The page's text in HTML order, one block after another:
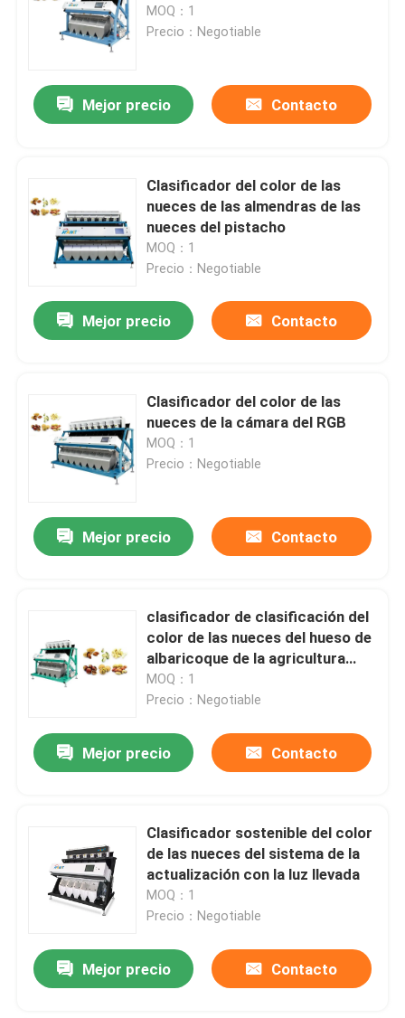
MOQ：1
Precio：Negotiable
Mejor precio Contacto
Clasificador del color de las
nueces de las almendras de las
nueces del pistacho
MOQ：1
Precio：Negotiable
Mejor precio Contacto
Clasificador del color de las
nueces de la cámara del RGB
MOQ：1
Precio：Negotiable
Mejor precio Contacto
clasificador de clasificación del
color de las nueces del hueso de
albaricoque de la agricultura
8tph
MOQ：1
Precio：Negotiable
Mejor precio Contacto
Clasificador sostenible del color
de las nueces del sistema de la
actualización con la luz llevada
MOQ：1
Precio：Negotiable
Mejor precio Contacto